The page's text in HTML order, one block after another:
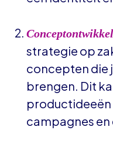
strategie op
concepten die
brengen. Dit
campagnes en